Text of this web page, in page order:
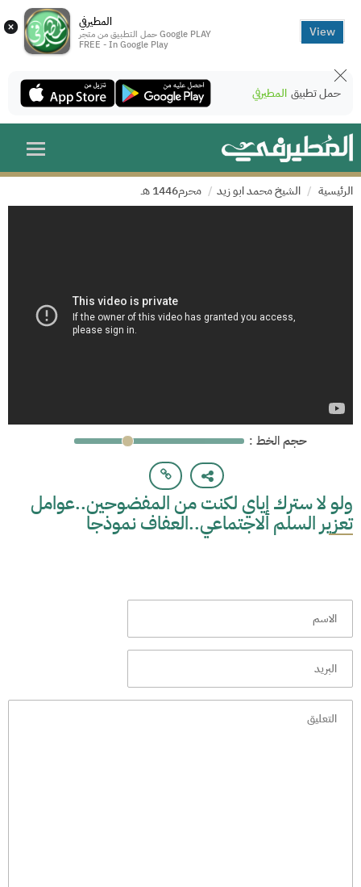
× المطيرفي
حمل التطبيق من متجر Google PLAY
FREE - In Google Play
View
حمل تطبيق المطيرفي
الرئيسية الشيخ محمد ابو زيد محرم1446 هـ
: حجم الخط
ولو لا سترك إياي لكنت من المفضوحين..عوامل
تعزير السلم الاجتماعي..العفاف نموذجا